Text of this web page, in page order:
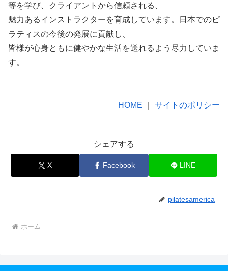
等を学び、クライアントから信頼される、
魅力あるインストラクターを育成しています。日本でのピ
ラティスの今後の発展に貢献し、
皆様が心身ともに健やかな生活を送れるよう尽力していま
す。
HOME サイトのポリシー
シェアする
X Facebook LINE
pilatesamerica
ホーム